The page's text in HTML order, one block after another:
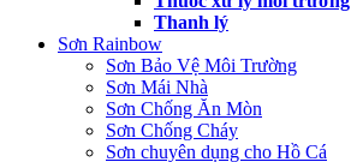
Thanh lý
Sơn Rainbow
Sơn Bảo Vệ Môi Trường
Sơn Mái Nhà
Sơn Chống Ăn Mòn
Sơn Chống Cháy
Sơn chuyên dụng cho Hồ Cá